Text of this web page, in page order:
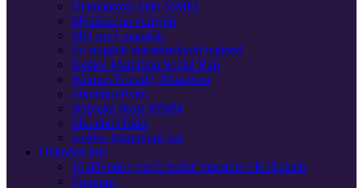
Diamantový klub MMM
Myslíme na verných
Môj prvý maratón
Po stopách maratónskych legiend
Košice Marathon Social Run
Women Friendly Marathon
MarathonPoint
Bežecká škola MMM
MarathonTalks
Košice MarathonCast
Užitočné info
10 dôvodov prečo bežať maratón v Košiciach
Program